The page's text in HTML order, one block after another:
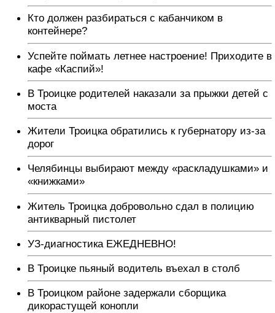
Кто должен разбираться с кабанчиком в
контейнере?
Успейте поймать летнее настроение! Приходите в
кафе «Каспий»!
В Троицке родителей наказали за прыжки детей с
моста
Жители Троицка обратились к губернатору из-за
дорог
Челябинцы выбирают между «раскладушками» и
«книжками»
Житель Троицка добровольно сдал в полицию
антикварный пистолет
УЗ-диагностика ЕЖЕДНЕВНО!
В Троицке пьяный водитель въехал в столб
В Троицком районе задержали сборщика
дикорастущей конопли